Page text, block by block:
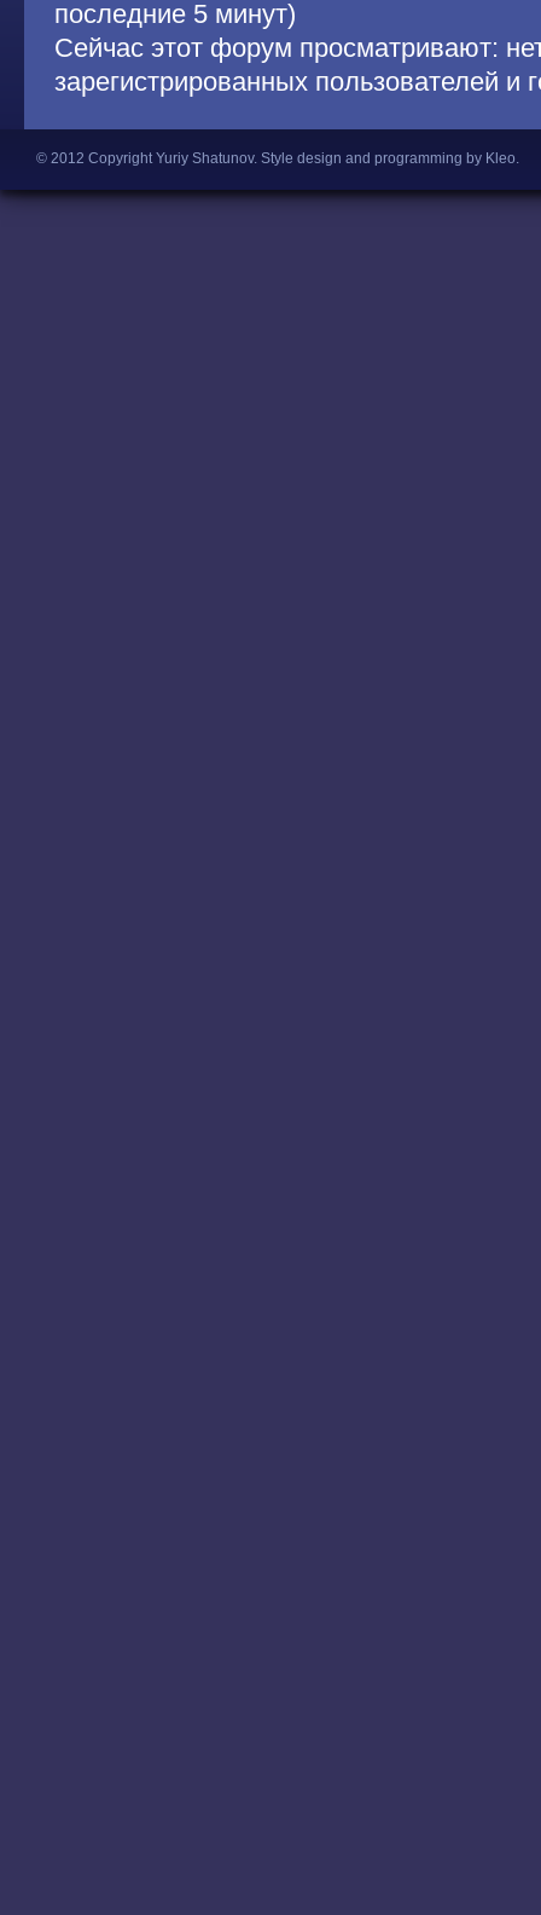
последние 5 минут)
Сейчас этот форум просматривают:
зарегистрированных пользователей и
© 2012 Copyright Yuriy Shatunov. Style design and programming by Kleo.